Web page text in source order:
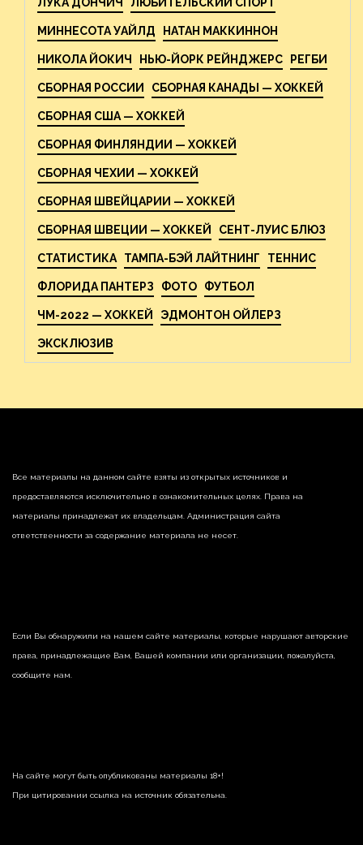
МИННЕСОТА УАЙЛД НАТАН МАККИННОН
НИКОЛА ЙОКИЧ НЬЮ-ЙОРК РЕЙНДЖЕРС РЕГБИ
СБОРНАЯ РОССИИ СБОРНАЯ КАНАДЫ — ХОККЕЙ
СБОРНАЯ США — ХОККЕЙ
СБОРНАЯ ФИНЛЯНДИИ — ХОККЕЙ
СБОРНАЯ ЧЕХИИ — ХОККЕЙ
СБОРНАЯ ШВЕЙЦАРИИ — ХОККЕЙ
СБОРНАЯ ШВЕЦИИ — ХОККЕЙ СЕНТ-ЛУИС БЛЮЗ
СТАТИСТИКА ТАМПА-БЭЙ ЛАЙТНИНГ ТЕННИС
ФЛОРИДА ПАНТЕРЗ ФОТО ФУТБОЛ
ЧМ-2022 — ХОККЕЙ ЭДМОНТОН ОЙЛЕРЗ
ЭКСКЛЮЗИВ
Все материалы на данном сайте взяты из открытых источников и
предоставляются исключительно в ознакомительных целях. Права на
материалы принадлежат их владельцам. Администрация сайта
ответственности за содержание материала не несет.
Если Вы обнаружили на нашем сайте материалы, которые нарушают авторские
права, принадлежащие Вам, Вашей компании или организации, пожалуйста,
сообщите нам.
На сайте могут быть опубликованы материалы 18+!
При цитировании ссылка на источник обязательна.